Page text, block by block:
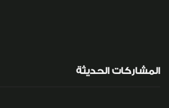
المشاركات الحديثة